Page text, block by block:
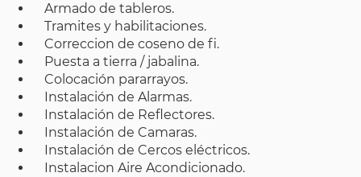
Armado de tableros.
Tramites y habilitaciones.
Correccion de coseno de fi.
Puesta a tierra / jabalina.
Colocación pararrayos.
Instalación de Alarmas.
Instalación de Reflectores.
Instalación de Camaras.
Instalación de Cercos eléctricos.
Instalacion Aire Acondicionado.